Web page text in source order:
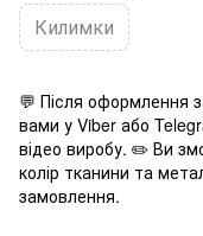
Килимки
💬 Після оформлення
вами у Viber або
відео виробу. ✏️ Ви
колір тканини та
замовлення.